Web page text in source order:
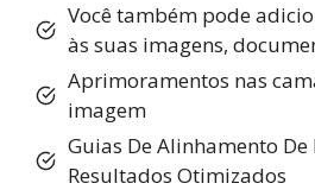
Você também pode
às suas imagens,
Aprimoramentos nas
imagem
Guias De Alinhamento De
Resultados Otimizados